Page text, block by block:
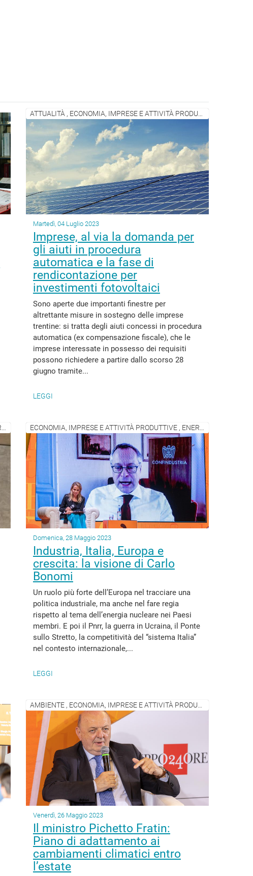
Martedì, 04 Luglio 2023
Imprese, al via la domanda per
gli aiuti in procedura
automatica e la fase di
rendicontazione per
investimenti fotovoltaici
Sono aperte due importanti finestre per
altrettante misure in sostegno delle imprese
trentine: si tratta degli aiuti concessi in procedura
automatica (ex compensazione fiscale), che le
imprese interessate in possesso dei requisiti
possono richiedere a partire dallo scorso 28
giugno tramite...
LEGGI
Domenica, 28 Maggio 2023
Industria, Italia, Europa e
crescita: la visione di Carlo
Bonomi
Un ruolo più forte dell’Europa nel tracciare una
politica industriale, ma anche nel fare regia
rispetto al tema dell’energia nucleare nei Paesi
membri. E poi il Pnrr, la guerra in Ucraina, il Ponte
sullo Stretto, la competitività del “sistema Italia”
nel contesto internazionale,...
LEGGI
Venerdì, 26 Maggio 2023
Il ministro Pichetto Fratin:
Piano di adattamento ai
cambiamenti climatici entro
l’estate